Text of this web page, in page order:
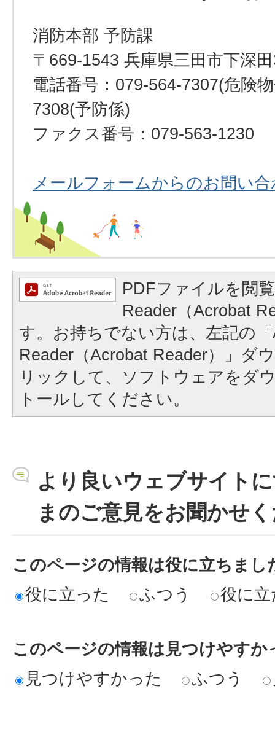
消防本部 予防課
〒669-1543 兵庫県三田市下深
電話番号：079-564-7307(危険
7308(予防係)
ファクス番号：079-563-1230
メールフォームからのお問い
PDFファイルを閲
Reader（Acrobat
す。お持ちでない方は、左記の
Reader（Acrobat Reader）」ダ
リックして、ソフトウェアをダ
トールしてください。
より良いウェブサイト
まのご意見をお聞かせ
このページの情報は役に立ちまし
役に立った
ふつう 役に
このページの情報は見つけやすか
見つけやすかった
ふつう